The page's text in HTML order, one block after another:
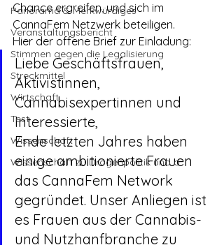
Panorama & Merkwürdiges
Veranstaltungsbericht
Stimmen gegen die Legalisierung
Streckmittel
Wirtschaft
Test
Wissenschaft
Wissenschaft zu Drogenpolitik und a
Chance ergreifen, und sich im
CannaFem Netzwerk beteiligen.
Hier der offene Brief zur Einladung:
Liebe Geschäftsfrauen,
Aktivistinnen,
Cannabisexpertinnen und
Interessierte,
Ende letzten Jahres haben
einige ambitionierte Frauen
das CannaFem Network
gegründet. Unser Anliegen ist
es Frauen aus der Cannabis-
und Nutzhanfbranche zu